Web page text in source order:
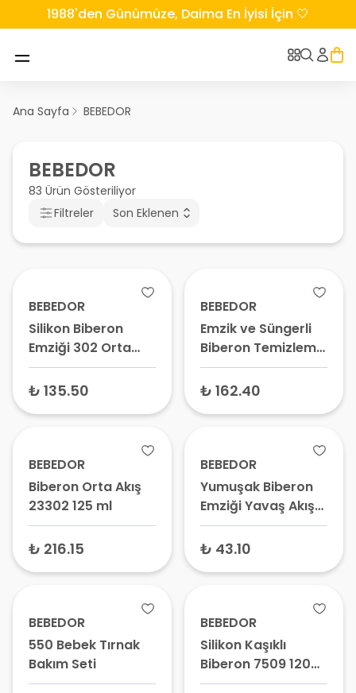
1988'den Günümüze, Daima En İyisi İçin 🤍
Ana Sayfa BEBEDOR
BEBEDOR
83 Ürün Gösteriliyor
Filtreler
Son Eklenen
BEBEDOR
Silikon Biberon
Emziği 302 Orta
Akış No:2 3+ Ay
₺ 135.50
BEBEDOR
Emzik ve Süngerli
Biberon Temizleme
Fırçası Kolay
Kavrama 575
₺ 162.40
BEBEDOR
Biberon Orta Akış
23302 125 ml
₺ 216.15
BEBEDOR
Yumuşak Biberon
Emziği Yavaş Akış
KOD:321 0+ Ay
₺ 43.10
BEBEDOR
550 Bebek Tırnak
Bakım Seti
BEBEDOR
Silikon Kaşıklı
Biberon 7509 120
ml 6+ Ay